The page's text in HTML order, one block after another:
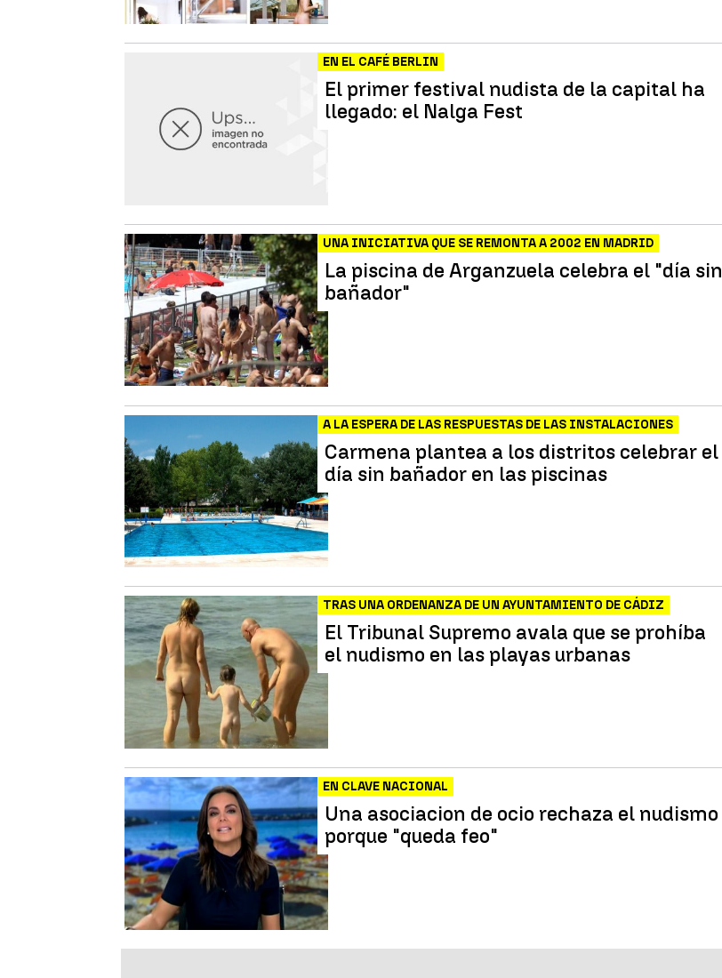
EN EL CAFÉ BERLIN
El primer festival nudista de la capital ha
llegado: el Nalga Fest
UNA INICIATIVA QUE SE REMONTA A 2002 EN MADRID
La piscina de Arganzuela celebra el "día sin
bañador"
A LA ESPERA DE LAS RESPUESTAS DE LAS INSTALACIONES
Carmena plantea a los distritos celebrar el
día sin bañador en las piscinas
TRAS UNA ORDENANZA DE UN AYUNTAMIENTO DE CÁDIZ
El Tribunal Supremo avala que se prohíba
el nudismo en las playas urbanas
EN CLAVE NACIONAL
Una asociacion de ocio rechaza el nudismo
porque "queda feo"